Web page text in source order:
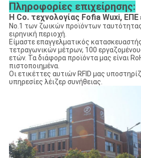
Πληροφορίες επιχείρησης:
Η Co. τεχνολογίας Fofia Wuxi, ΕΠΕ
No.1 των ζωικών προϊόντων
ειρηνική περιοχή.
Είμαστε επαγγελματικός
τετραγωνικών μέτρων, 100
ετών. Τα διάφορα προϊόντα μας είναι
πιστοποιημένα.
Οι ετικέττες αυτιών RFID μας
υπηρεσίες λέιζερ συνήθειας.